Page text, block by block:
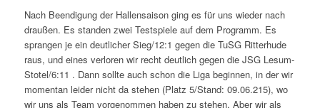
Nach Beendigung der Hallensaison ging es für uns wieder nach
draußen. Es standen zwei Testspiele auf dem Programm. Es
sprangen je ein deutlicher Sieg/12:1 gegen die TuSG Ritterhude
raus, und eines verloren wir recht deutlich gegen die JSG Lesum-
Stotel/6:11 . Dann sollte auch schon die Liga beginnen, in der wir
momentan leider nicht da stehen (Platz 5/Stand: 09.06.215), wo
wir uns als Team vorgenommen haben zu stehen. Aber wir als